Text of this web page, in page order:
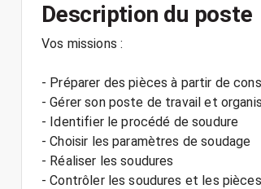
Description du poste
Vos missions :
- Préparer des pièces à partir de
- Gérer son poste de travail et
- Identifier le procédé de soudure
- Choisir les paramètres de soudage
- Réaliser les soudures
- Contrôler les soudures et les pièces